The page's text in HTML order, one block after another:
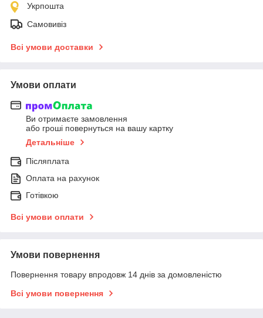
Укрпошта
Самовивіз
Всі умови доставки
Умови оплати
Ви отримаєте замовлення
або гроші повернуться на вашу картку
Детальніше
Післяплата
Оплата на рахунок
Готівкою
Всі умови оплати
Умови повернення
Повернення товару впродовж 14 днів за домовленістю
Всі умови повернення